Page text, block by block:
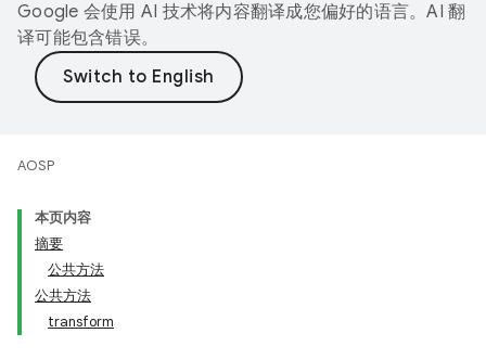
Google 会使用 AI 技术将内容翻译成您偏好的语言。AI 翻
译可能包含错误。
AOSP
本页内容
摘要
公共方法
公共方法
transform